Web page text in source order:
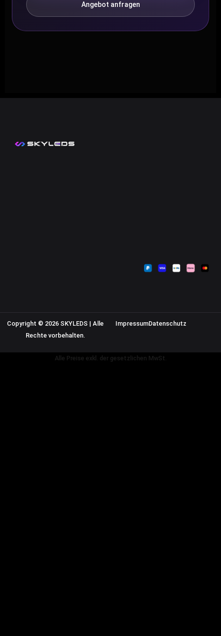
Angebot anfragen
Copyright © 2026 SKYLEDS | Alle
Rechte vorbehalten.
ImpressumDatenschutz
Alle Preise exkl. der gesetzlichen MwSt.